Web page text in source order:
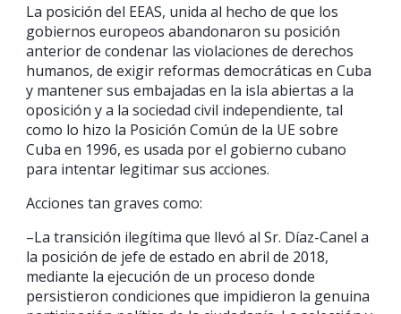
La posición del EEAS, unida al hecho de que los
gobiernos europeos abandonaron su posición
anterior de condenar las violaciones de derechos
humanos, de exigir reformas democráticas en Cuba
y mantener sus embajadas en la isla abiertas a la
oposición y a la sociedad civil independiente, tal
como lo hizo la Posición Común de la UE sobre
Cuba en 1996, es usada por el gobierno cubano
para intentar legitimar sus acciones.
Acciones tan graves como:
–La transición ilegítima que llevó al Sr. Díaz-Canel a
la posición de jefe de estado en abril de 2018,
mediante la ejecución de un proceso donde
persistieron condiciones que impidieron la genuina